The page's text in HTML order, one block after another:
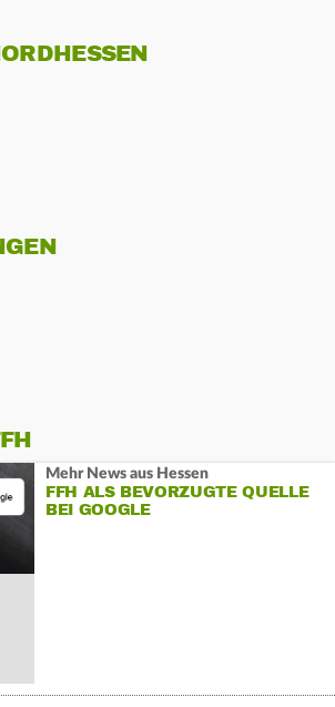
Mehr News aus Hessen
FFH ALS BEVORZUGTE QUELLE
BEI GOOGLE